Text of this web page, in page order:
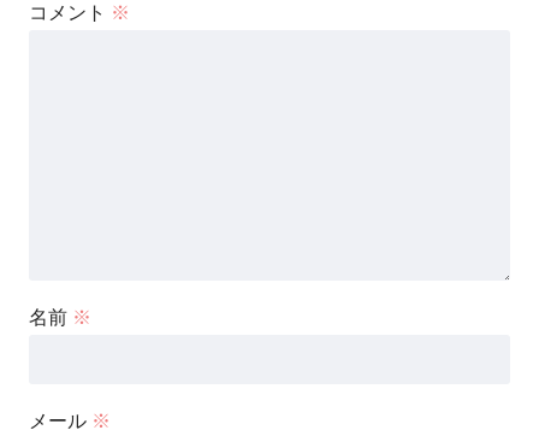
コメント ※
名前 ※
メール ※